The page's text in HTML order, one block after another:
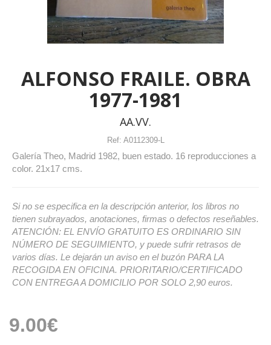
ALFONSO FRAILE. OBRA
1977-1981
AA.VV.
Ref: A0112309-L
Galería Theo, Madrid 1982, buen estado. 16 reproducciones a
color. 21x17 cms.
Si no se especifica en la descripción anterior, los libros no
tienen subrayados, anotaciones, firmas o defectos reseñables.
ATENCIÓN: EL ENVÍO GRATUITO ES ORDINARIO SIN
NÚMERO DE SEGUIMIENTO, y puede sufrir retrasos de
varios días. Le dejarán un aviso en el buzón PARA LA
RECOGIDA EN OFICINA. PRIORITARIO/CERTIFICADO
CON ENTREGA A DOMICILIO POR SOLO 2,90 euros.
9.00€